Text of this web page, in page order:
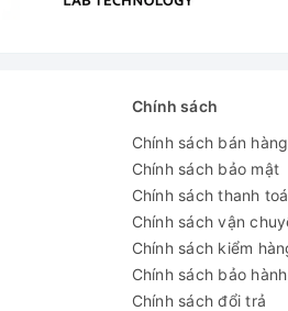
to 16.00 pH
tại 1 hoặc 2 điểm với 2 bộ đệm
Chính sách
Chính sách bán hàng
Chính sách bảo mật
Chính sách thanh
Chính sách vận
Chính sách kiểm
Chính sách bảo hành
Chính sách đổi trả